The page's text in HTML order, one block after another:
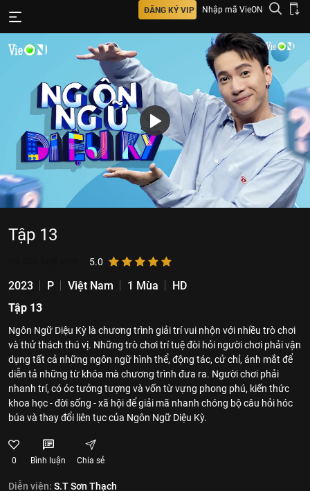
ĐĂNG KÝ VIP Nhập mã VieON
Tập 13
5.0
2023 P Việt Nam 1 Mùa
HD
Tập 13
Ngôn Ngữ Diệu Kỳ là chương trình giải trí vui nhộn với nhiều trò chơi
và thử thách thú vị. Những trò chơi trí tuệ đòi hỏi người chơi phải vận
dụng tất cả những ngôn ngữ hình thể, động tác, cử chỉ, ánh mắt để
diễn tả những từ khóa mà chương trình đưa ra. Người chơi phải
nhanh trí, có óc tưởng tượng và vốn từ vựng phong phú, kiến thức
khoa học - đời sống - xã hội để giải mã nhanh chóng bộ câu hỏi hóc
búa và thay đổi liên tục của Ngôn Ngữ Diệu Kỳ.
0 Bình luận Chia sẻ
Diễn viên: S.T Sơn Thạch